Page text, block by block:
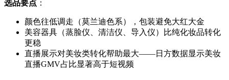
选品要点 ：
颜色往低调走（莫兰迪色系），包装避免大红大金
美容器具（蒸脸仪、清洁仪、导入仪）比纯化妆品转化
更稳
直播展示对美妆类转化帮助最大——日方数据显示美妆
直播GMV占比显著高于短视频